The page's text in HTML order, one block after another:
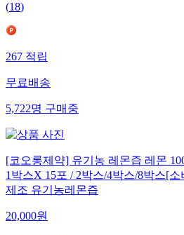
(18)
267 적립
무료배송
5,722명 구매중
[코오롱제약] 유기농 레몬즙 레몬
1박스X 15포 / 2박스/4박스/8박스[소
제조 유기농레몬즙
20,000원